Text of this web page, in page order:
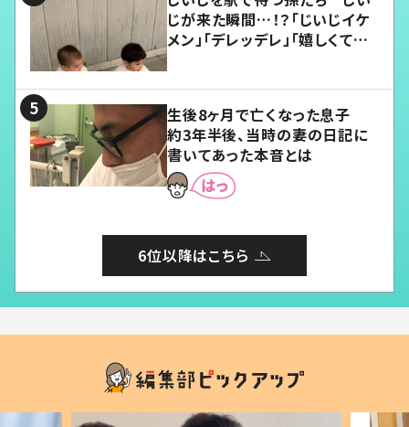
じが来た瞬間…！？「じいじイケ
メン」「デレッデレ」「嬉しくて可
生後8ヶ月で亡くなった息子
約3年半後、当時の妻の日記に
書いてあった本音とは
6位以降はこちら